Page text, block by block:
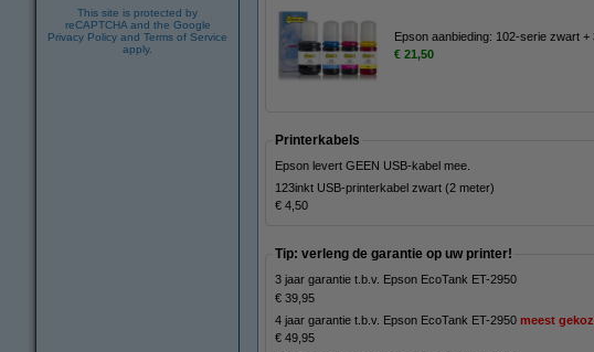
This site is protected by
reCAPTCHA and the Google
Privacy Policy and Terms of Service
apply.
Epson aanbieding: 102-serie zwart
€ 21,50
Printerkabels
Epson levert GEEN USB-kabel mee.
123inkt USB-printerkabel zwart (2 meter)
€ 4,50
Tip: verleng de garantie op uw printer!
3 jaar garantie t.b.v. Epson EcoTank ET-2950
€ 39,95
4 jaar garantie t.b.v. Epson EcoTank ET-2950 meest
€ 49,95